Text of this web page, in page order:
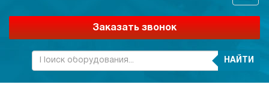
Заказать звонок
НАЙТИ